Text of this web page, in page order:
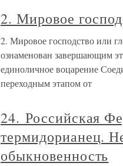
2. Мировое
2. Мировое господство или
ознаменован завершающим
единоличное воцарение
переходным этапом от
24. Российская
термидорианец.
обыкновенность